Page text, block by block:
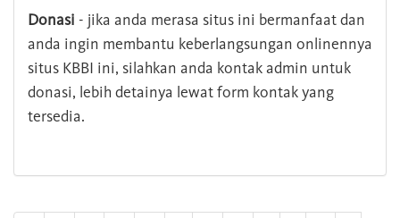
Donasi - jika anda merasa situs ini bermanfaat dan
anda ingin membantu keberlangsungan onlinennya
situs KBBI ini, silahkan anda kontak admin untuk
donasi, lebih detainya lewat form kontak yang
tersedia.